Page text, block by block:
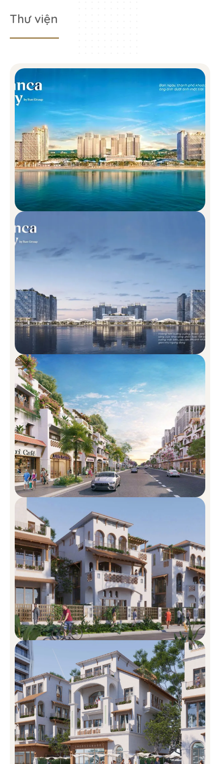
Trung tâm thương mại – Chuỗi retail ven biển hoạt
động 24/7:Một “downtown” thu nhỏ được quy hoạch
ngay bên bờ biển với đầy đủ tiện ích từ mua sắm, ẩm
thực, café, bar đến chợ đêm sôi động. Khu retail hoạt
động liên tục 24/24 giúp hình thành lối sống hiện đại,
đồng thời gia tăng giá trị khai thác thương mại cho
shophouse và condotel. Đây là nơi dòng tiền vận hành
không ngừng nghỉ – một tâm điểm phồn hoa ngay giữa
Trường liên cấp quốc tế – Giáo dục song hành với môi
trường sống lý tưởng:
Blanca City Đường 3/2 tích hợp
hệ thống trường học liên cấp chuẩn quốc tế ngay trong
nội khu, mang đến nền tảng giáo dục chất lượng cao cho
thế hệ tương lai. Trẻ em được học tập trong không gian
xanh, sạch, an toàn – một điểm cộng lớn dành cho các
gia đình trẻ và chuyên gia chọn Vũng Tàu làm nơi an cư
lâu dài.
Công viên chủ đề – Mảng xanh kết nối cảm xúc và
năng lượng sống:Dự án được phủ kín bởi chuỗi công
viên chủ đề liên hoàn: từ vườn thiền, công viên trung tâm,
đường dạo bộ ven hồ, quảng trường ánh sáng, sân chơi
trẻ em cho đến khu thể thao đa năng. Đây chính là hệ
sinh thái xanh đúng nghĩa, nơi mỗi bước chân đều gắn liền
với sự thư giãn, cân bằng và cảm hứng sống tích cực mỗi
ngày.
Không gian sống chuẩn resort – Nghỉ dưỡng tại gia
với tầm nhìn hướng biển:Tận dụng tối đa lợi thế hướng
biển, Blanca City thiết kế các không gian sống mở: ban
công view biển, hồ bơi vô cực, phòng gym – spa cao cấp,
lounge café thư giãn và skybar trên cao. Từng khoảnh
khắc tại đây đều được ví như một kỳ nghỉ dưỡng đích thực,
nơi cư dân có thể “hít thở hạnh phúc” và tận hưởng cuộc
sống thượng lưu mỗi ngày mà không cần rời khỏi thành
phố.
Thư viện